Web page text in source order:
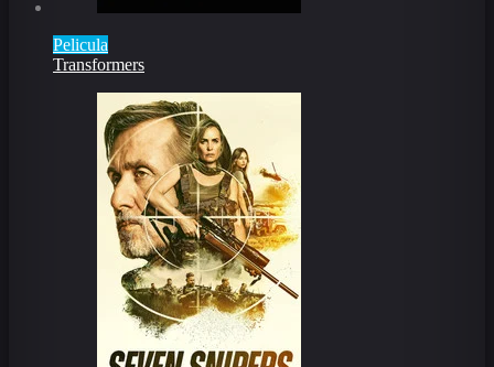
Pelicula
Transformers